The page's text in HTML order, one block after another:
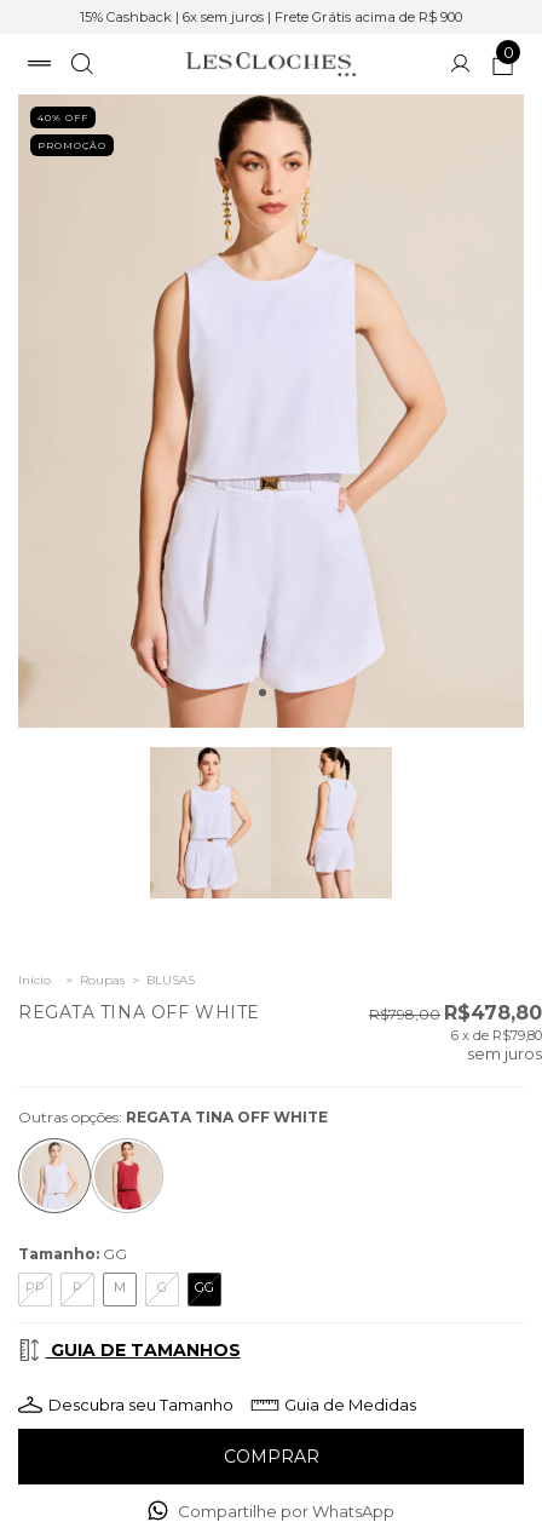
15% Cashback | 6x sem juros | Frete Grátis acima de R$ 900
0
40% OFF
PROMOÇÃO
Início > Roupas > BLUSAS
REGATA TINA OFF WHITE R$798,00 R$478,80
6 x de R$79,80
sem juros
Outras opções: REGATA TINA OFF WHITE
Tamanho: GG
PP P M G GG
GUIA DE TAMANHOS
Descubra seu Tamanho Guia de Medidas
Compartilhe por WhatsApp